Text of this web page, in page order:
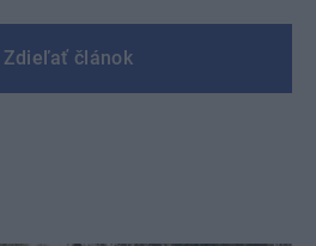
Zdieľať článok